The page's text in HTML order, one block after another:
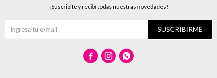
¡Suscribite y recibí todas nuestras novedades!
SUSCRIBIRME
  